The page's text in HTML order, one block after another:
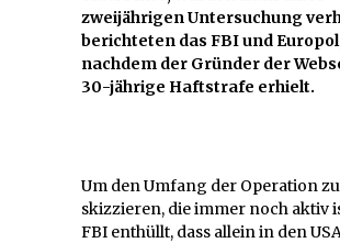
zweijährigen Untersuchung
berichteten das FBI und
nachdem der Gründer der
30-jährige Haftstrafe erhielt.
Um den Umfang der Operation zu
skizzieren, die immer noch aktiv
FBI enthüllt, dass allein in den